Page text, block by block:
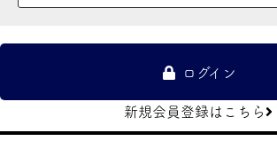
ログイン
新規会員登録はこちら